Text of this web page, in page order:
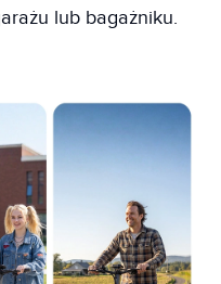
lub bagażniku.